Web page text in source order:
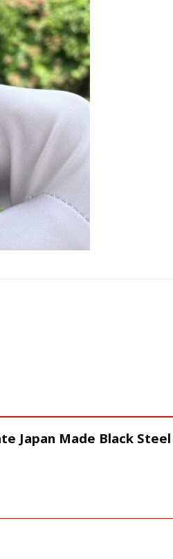
Japan Made Black Steel